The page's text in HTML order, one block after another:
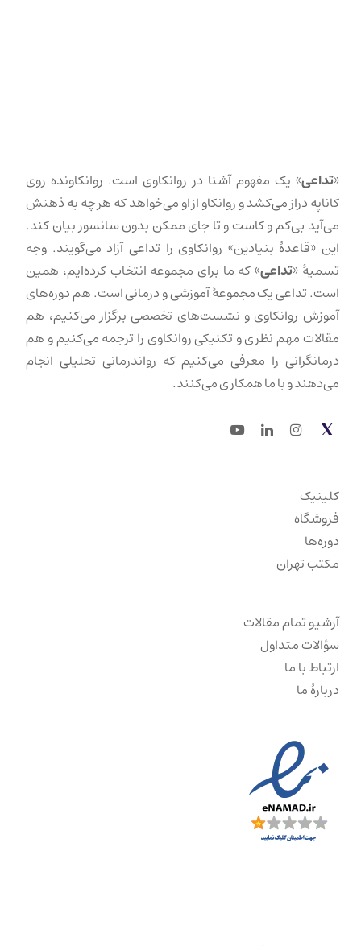
«تداعی» یک مفهوم آشنا در روانکاوی است. روانکاونده روی
کاناپه دراز می‌کشد و روانکاو از او می‌خواهد که هر چه به ذهنش
می‌آید بی‌کم و کاست و تا جای ممکن بدون سانسور بیان کند.
این «قاعدهٔ بنیادین» روانکاوی را تداعی آزاد می‌گویند. وجه
تسمیهٔ «تداعی» که ما برای مجموعه انتخاب کرده‌ایم، همین
است. تداعی یک مجموعهٔ آموزشی و درمانی است. هم دوره‌های
آموزش روانکاوی و نشست‌های تخصصی برگزار می‌کنیم، هم
مقالات مهم نظری و تکنیکی روانکاوی را ترجمه می‌کنیم و هم
درمانگرانی را معرفی می‌کنیم که رواندرمانی تحلیلی انجام
می‌دهند و با ما همکاری می‌کنند.
Twitter
Instagram
LinkedIn
Youtube
کلینیک
فروشگاه
دوره‌ها
مکتب تهران
آرشیو تمام مقالات
سؤالات متداول
ارتباط با ما
دربارهٔ ما